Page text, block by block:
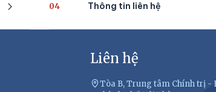
04 Thông tin liên hệ
Liên hệ
Tòa B, Trung tâm Chính trị -